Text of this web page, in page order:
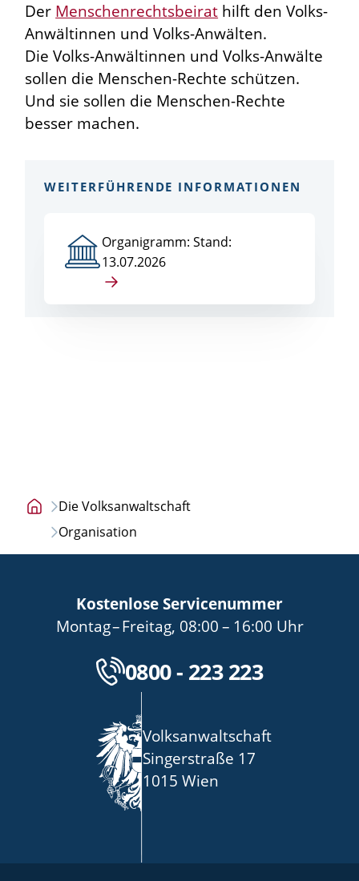
Der Menschenrechtsbeirat hilft den Volks-
Anwältinnen und Volks-Anwälten.
Die Volks-Anwältinnen und Volks-Anwälte
sollen die Menschen-Rechte schützen.
Und sie sollen die Menschen-Rechte
besser machen.
WEITERFÜHRENDE INFORMATIONEN
Organigramm: Stand:
13.07.2026
Startseite
Die Volksanwaltschaft
Organisation
Kostenlose Servicenummer
Montagbis
–Freitag, von
08:00– bis
16:00 Uhr
Kostenlose
0800 - 223 223
Volksanwaltschaft
Singerstraße 17
1015 Wien